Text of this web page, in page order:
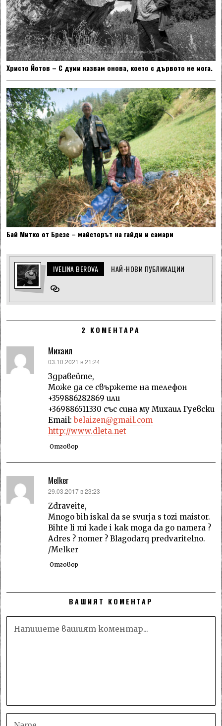
Христо Йотов – С думи казвам онова, което с дървото не мога.
Бай Митко от Брезе – майсторът на гайди и самари
IVELINA BEROVA НАЙ-НОВИ ПУБЛИКАЦИИ
2 КОМЕНТАРА
Михаил
каза:
03.10.2021 в 21:24
Здравейте,
Може да се свържете на телефон
+359886282869 или
+369886511330 със сина му Михаил Гуевски
Email:belaizen@gmail.com
http://www.dleta.net
Отговор
Melker
каза:
29.03.2017 в 23:23
Zdraveite,
Mnogo bih iskal da se svurja s tozi maistor.
Bihte li mi kade i kak moga da go namera ?
Adres ? nomer ? Blagodarq predvaritelno.
/Melker
Отговор
ВАШИЯТ КОМЕНТАР